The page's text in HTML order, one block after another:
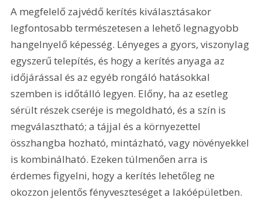
A megfelelő zajvédő kerítés kiválasztásakor
legfontosabb természetesen a lehető legnagyobb
hangelnyelő képesség. Lényeges a gyors, viszonylag
egyszerű telepítés, és hogy a kerítés anyaga az
időjárással és az egyéb rongáló hatásokkal
szemben is időtálló legyen. Előny, ha az esetleg
sérült részek cseréje is megoldható, és a szín is
megválasztható; a tájjal és a környezettel
összhangba hozható, mintázható, vagy növényekkel
is kombinálható. Ezeken túlmenően arra is
érdemes figyelni, hogy a kerítés lehetőleg ne
okozzon jelentős fényveszteséget a lakóépületben.